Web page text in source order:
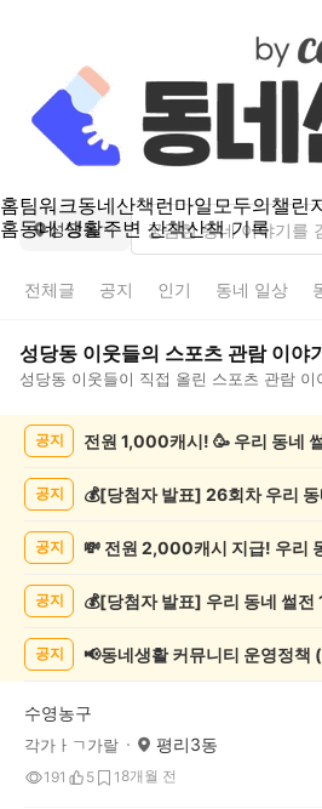
홈팀워크동네산책런마일모두의챌린
홈동네 생활주변 산책산책 기록
성당동
전체글 공지 인기 동네 일상
성당동 이웃들의 스포츠 관람이야
성당동 이웃들이 직접 올린 스포츠 관람 이
목
공지 전원 1,000캐시! 🥳 우리 동네
공지
공지
공지
공지 📢동네생활 커뮤니티 운영정
수영농구
각가ㅏㄱ가랄 평리3동
191 5 1 8개월 전